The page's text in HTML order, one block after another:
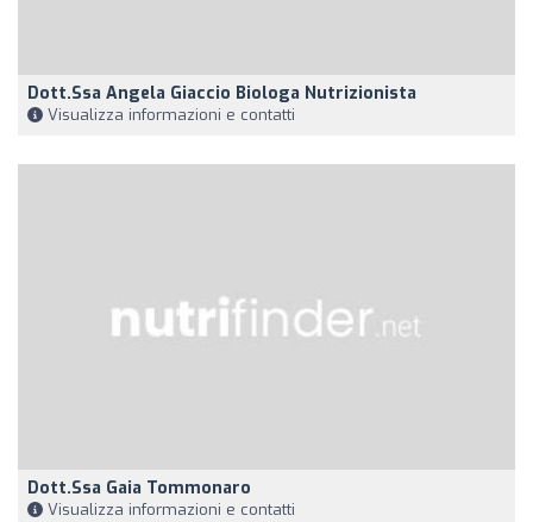
Dott.ssa Angela Giaccio Biologa Nutrizionista
Visualizza informazioni e contatti
Dott.ssa Gaia Tommonaro
Visualizza informazioni e contatti